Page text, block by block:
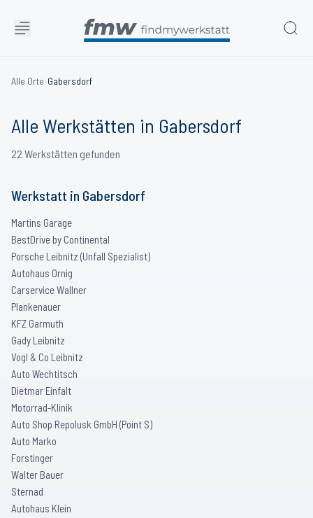
Alle Orte›Gabersdorf
Alle Werkstätten in Gabersdorf
22 Werkstätten gefunden
Werkstatt in Gabersdorf
Martins Garage
BestDrive by Continental
Porsche Leibnitz (Unfall Spezialist)
Autohaus Ornig
Carservice Wallner
Plankenauer
KFZ Garmuth
Gady Leibnitz
Vogl & Co Leibnitz
Auto Wechtitsch
Dietmar Einfalt
Motorrad-Klinik
Auto Shop Repolusk GmbH (Point S)
Auto Marko
Forstinger
Walter Bauer
Sternad
Autohaus Klein